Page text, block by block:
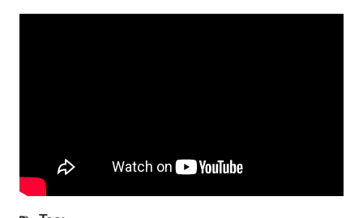
SUBANG